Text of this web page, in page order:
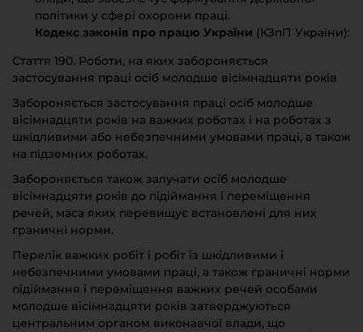
політики у сфері охорони праці.
Кодекс законів про працю України (КЗпП України):
Стаття 190. Роботи, на яких забороняється
застосування праці осіб молодше вісімнадцяти років
Забороняється застосування праці осіб молодше
вісімнадцяти років на важких роботах і на роботах з
шкідливими або небезпечними умовами праці, а також
на підземних роботах.
Забороняється також залучати осіб молодше
вісімнадцяти років до підіймання і переміщення
речей, маса яких перевищує встановлені для них
граничні норми.
Перелік важких робіт і робіт із шкідливими і
небезпечними умовами праці, а також граничні норми
підіймання і переміщення важких речей особами
молодше вісімнадцяти років затверджуються
центральним органом виконавчої влади, що